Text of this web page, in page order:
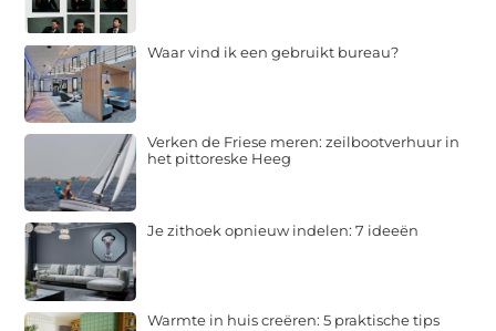
Waar vind ik een gebruikt bureau?
Verken de Friese meren: zeilbootverhuur in
het pittoreske Heeg
Je zithoek opnieuw indelen: 7 ideeën
Warmte in huis creëren: 5 praktische tips